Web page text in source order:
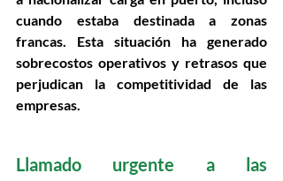
cuando estaba destinada a zonas
sobrecostos operativos y retrasos que
perjudican la competitividad de las
empresas
Llamado urgente a las